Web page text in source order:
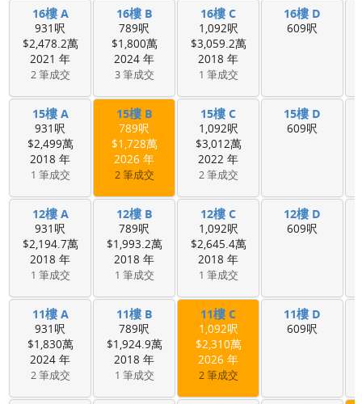
16樓 A
931呎
$2,478.2萬
2021 年
2 筆成交
16樓 B
789呎
$1,800萬
2024 年
3 筆成交
16樓 C
1,092呎
$3,059.2萬
2018 年
1 筆成交
16樓 D
609呎
15樓 A
931呎
$2,499萬
2018 年
1 筆成交
15樓 B
789呎
$1,728萬
2026 年
2 筆成交
15樓 C
1,092呎
$3,012萬
2022 年
2 筆成交
15樓 D
609呎
12樓 A
931呎
$2,194.7萬
2018 年
1 筆成交
12樓 B
789呎
$1,993.2萬
2018 年
1 筆成交
12樓 C
1,092呎
$2,645.4萬
2018 年
1 筆成交
12樓 D
609呎
11樓 A
931呎
$1,830萬
2024 年
2 筆成交
11樓 B
789呎
$1,924.9萬
2018 年
1 筆成交
11樓 C
1,092呎
$2,310萬
2026 年
2 筆成交
11樓 D
609呎